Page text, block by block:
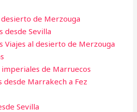
de Merzouga
desde Sevilla
Viajes al desierto de Merzouga
de Marruecos
Marrakech a Fez
Sevilla